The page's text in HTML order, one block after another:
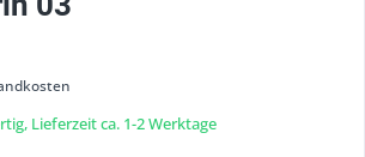
Lieferzeit ca. 1-2 Werktage